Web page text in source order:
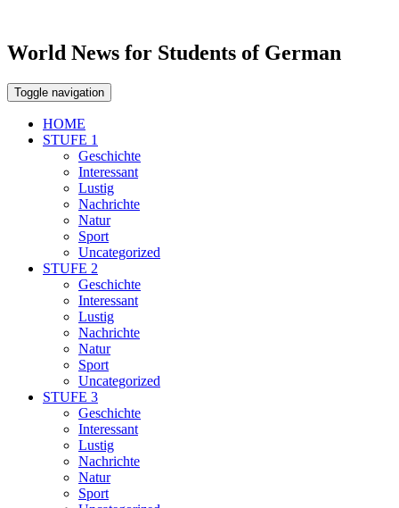
World News for Students of German
Toggle navigation
HOME
STUFE 1
Geschichte
Interessant
Lustig
Nachrichte
Natur
Sport
Uncategorized
STUFE 2
Geschichte
Interessant
Lustig
Nachrichte
Natur
Sport
Uncategorized
STUFE 3
Geschichte
Interessant
Lustig
Nachrichte
Natur
Sport